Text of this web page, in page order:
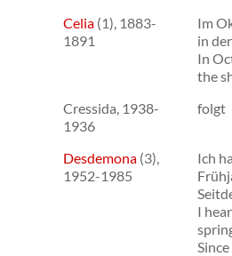
Celia (1), 1883-
1891
Im
in
In
the
Cressida, 1938-
1936
folgt
Desdemona (3),
1952-1985
Ich
I